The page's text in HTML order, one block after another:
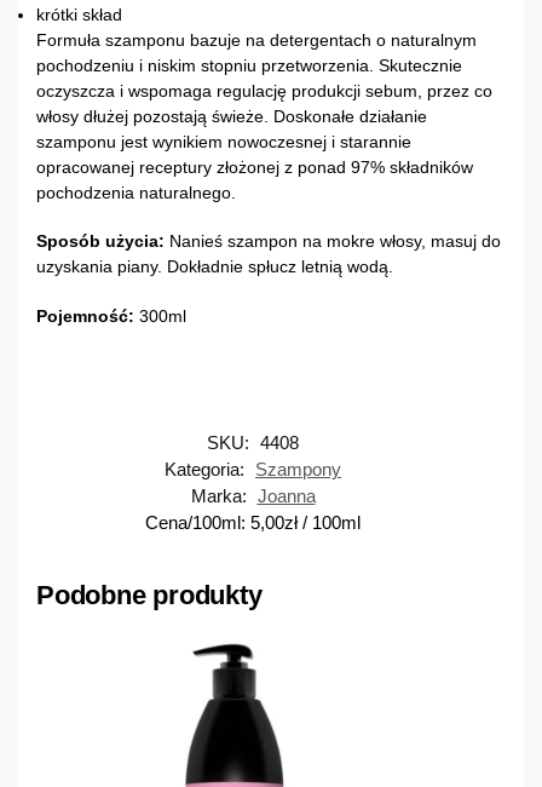
krótki skład
Formuła szamponu bazuje na detergentach o naturalnym
pochodzeniu i niskim stopniu przetworzenia. Skutecznie
oczyszcza i wspomaga regulację produkcji sebum, przez co
włosy dłużej pozostają świeże. Doskonałe działanie
szamponu jest wynikiem nowoczesnej i starannie
opracowanej receptury złożonej z ponad 97% składników
pochodzenia naturalnego.
Sposób użycia: Nanieś szampon na mokre włosy, masuj do
uzyskania piany. Dokładnie spłucz letnią wodą.
Pojemność: 300ml
SKU: 4408
Kategoria:
Szampony
Marka: Joanna
Cena/100ml: 5,00zł/ 100ml
Podobne produkty